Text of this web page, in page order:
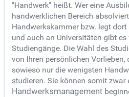
"Handwerk" heißt. Wer eine
handwerklichen Bereich
Handwerkskammer bzw. legt
und auch an Universitäten gibt es
Studiengänge. Die Wahl des
von Ihren persönlichen Vorlieben,
sowieso nur die wenigsten
studieren. Sie können somit zwar
Handwerksmanagement